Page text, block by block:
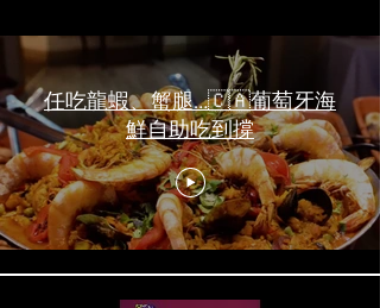
任吃龍蝦、蟹腿…🇨🇦葡萄牙海
鮮自助吃到撐